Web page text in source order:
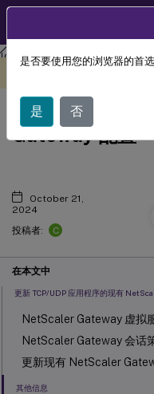
Citrix Secure Private
TCP/UDP 应用
Gateway 配置
October 21,
2024
投稿者:
C
在本文中
更新 TCP/UDP 应用程序的现有
NetScaler Gateway 虚拟
NetScaler Gateway 会话
更新现有 NetScaler
其他信息
是否要使用您的浏览器的首
是 否